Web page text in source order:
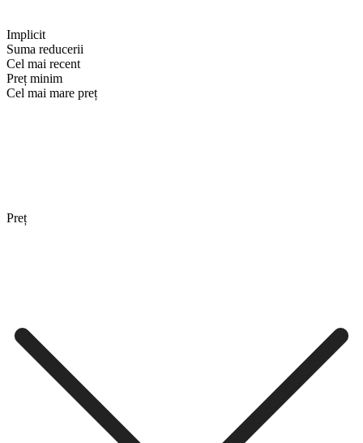
Implicit
Suma reducerii
Cel mai recent
Preț minim
Cel mai mare preț
Preț